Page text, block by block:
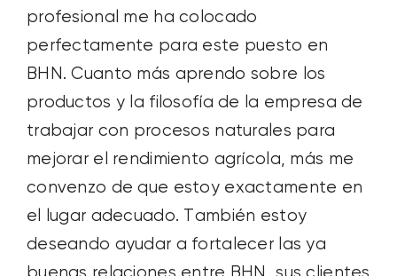
profesional me ha colocado
perfectamente para este puesto en
BHN. Cuanto más aprendo sobre los
productos y la filosofía de la empresa de
trabajar con procesos naturales para
mejorar el rendimiento agrícola, más me
convenzo de que estoy exactamente en
el lugar adecuado. También estoy
deseando ayudar a fortalecer las ya